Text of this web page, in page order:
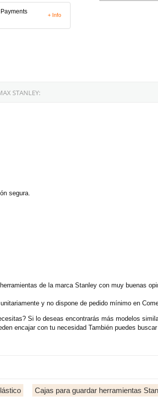
+ Info
STANLEY:
segura.
de la marca Stanley con muy buenas
y no dispone de pedido mínimo en
Si lo deseas encontrarás más modelos
encajar con tu necesidad También puedes
Cajas para guardar herramientas